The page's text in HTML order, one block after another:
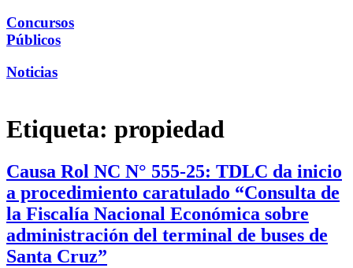
Concursos
Públicos
Noticias
Etiqueta: propiedad
Causa Rol NC N° 555-25: TDLC da inicio
a procedimiento caratulado “Consulta de
la Fiscalía Nacional Económica sobre
administración del terminal de buses de
Santa Cruz”